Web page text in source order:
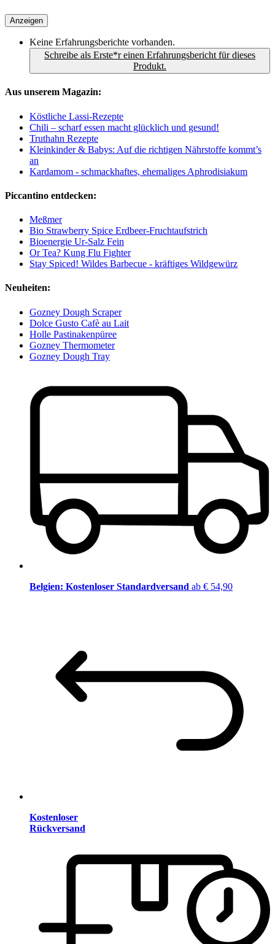
Anzeigen
Keine Erfahrungsberichte vorhanden.
Schreibe als Erste*r einen Erfahrungsbericht für dieses
Produkt.
Aus unserem Magazin:
Köstliche Lassi-Rezepte
Chili – scharf essen macht glücklich und gesund!
Truthahn Rezepte
Kleinkinder & Babys: Auf die richtigen Nährstoffe kommt’s
an
Kardamom - schmackhaftes, ehemaliges Aphrodisiakum
Piccantino entdecken:
Meßmer
Bio Strawberry Spice Erdbeer-Fruchtaufstrich
Bioenergie Ur-Salz Fein
Or Tea? Kung Flu Fighter
Stay Spiced! Wildes Barbecue - kräftiges Wildgewürz
Neuheiten:
Gozney Dough Scraper
Dolce Gusto Cafè au Lait
Holle Pastinakenpüree
Gozney Thermometer
Gozney Dough Tray
Belgien: Kostenloser Standardversand ab € 54,90
Kostenloser
Rückversand